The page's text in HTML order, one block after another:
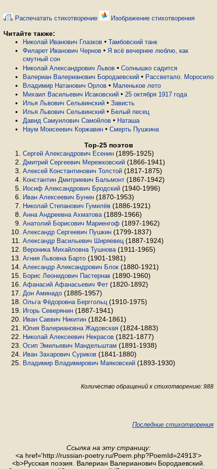
Распечатать стихотворение Изображение стихотворения
Читайте также:
Николай Иванович Глазков • Тамбовский танк
Филарет Иванович Чернов • Я всё вечернее люблю, как
смутный сон
Николай Александрович Львов • Солнышко садится
Валериан Валерианович Бородаевский • Рассветало. Моросило
Владимир Натанович Орлов • Маленькое лето
Михаил Васильевич Исаковский • 25 октября 1917 года
Илья Львович Сельвинский • Зависть
Илья Львович Сельвинский • Белый песец
Давид Самуилович Самойлов • Наташа
Наум Моисеевич Коржавин • Смерть Пушкина
Top-25 поэтов
Сергей Александрович Есенин (1895-1925)
Дмитрий Сергеевич Мережковский (1866-1941)
Алексей Константинович Толстой (1817-1875)
Константин Дмитриевич Бальмонт (1867-1942)
Иосиф Александрович Бродский (1940-1996)
Иван Алексеевич Бунин (1870-1953)
Николай Степанович Гумилёв (1886-1921)
Анна Андреевна Ахматова (1889-1966)
Анатолий Борисович Мариенгоф (1897-1962)
Александр Сергеевич Пушкин (1799-1837)
Александр Васильевич Ширяевец (1887-1924)
Вероника Михайловна Тушнова (1911-1965)
Агния Львовна Барто (1901-1981)
Александр Александрович Блок (1880-1921)
Борис Леонидович Пастернак (1890-1960)
Афанасий Афанасьевич Фет (1820-1892)
Дон Аминадо (1885-1957)
Ольга Фёдоровна Берггольц (1910-1975)
Игорь Северянин (1887-1941)
Иван Саввич Никитин (1824-1861)
Юлия Валериановна Жадовская (1824-1883)
Николай Алексеевич Некрасов (1821-1877)
Осип Эмильевич Мандельштам (1891-1938)
Иван Захарович Суриков (1841-1880)
Владимир Владимирович Маяковский (1893-1930)
Количество обращений к стихотворению: 988
Последние стихотворения
Ссылка на эту страницу:
<a href='http://russian-poetry.ru/Poem.php?PoemId=24913'>
<b>Русская поэзия. Валериан Валерианович Бородаевский.